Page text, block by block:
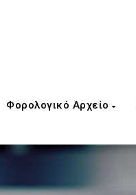
Φορολογικό Αρχείο